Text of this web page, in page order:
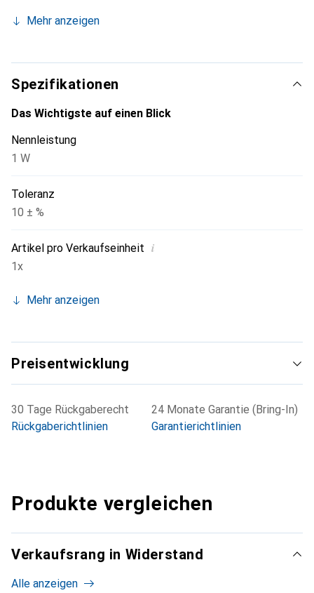
Anschlussart: Faston, Stecker, Schraube
Länge: 30 mm
Tiefe: 81,39 mm
Höhe: 46,5 mm
Toleranz: ±10 %
Mehr anzeigen
Spezifikationen
Das Wichtigste auf einen Blick
Nennleistung
1 W
Toleranz
10 ± %
Artikel pro Verkaufseinheit i
1x
Mehr anzeigen
Preisentwicklung
30 Tage Rückgaberecht
Rückgaberichtlinien
24 Monate Garantie (Bring-In)
Garantierichtlinien
Produkte vergleichen
Verkaufsrang in Widerstand
Alle anzeigen